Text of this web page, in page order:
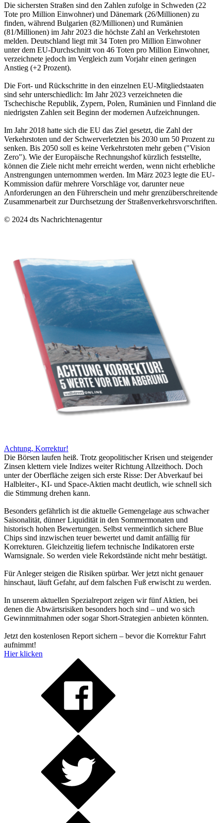
Die sichersten Straßen sind den Zahlen zufolge in Schweden (22
Tote pro Million Einwohner) und Dänemark (26/Millionen) zu
finden, während Bulgarien (82/Millionen) und Rumänien
(81/Millionen) im Jahr 2023 die höchste Zahl an Verkehrstoten
melden. Deutschland liegt mit 34 Toten pro Million Einwohner
unter dem EU-Durchschnitt von 46 Toten pro Million Einwohner,
verzeichnete jedoch im Vergleich zum Vorjahr einen geringen
Anstieg (+2 Prozent).
Die Fort- und Rückschritte in den einzelnen EU-Mitgliedstaaten
sind sehr unterschiedlich: Im Jahr 2023 verzeichneten die
Tschechische Republik, Zypern, Polen, Rumänien und Finnland die
niedrigsten Zahlen seit Beginn der modernen Aufzeichnungen.
Im Jahr 2018 hatte sich die EU das Ziel gesetzt, die Zahl der
Verkehrstoten und der Schwerverletzten bis 2030 um 50 Prozent zu
senken. Bis 2050 soll es keine Verkehrstoten mehr geben ("Vision
Zero"). Wie der Europäische Rechnungshof kürzlich feststellte,
können die Ziele nicht mehr erreicht werden, wenn nicht erhebliche
Anstrengungen unternommen werden. Im März 2023 legte die EU-
Kommission dafür mehrere Vorschläge vor, darunter neue
Anforderungen an den Führerschein und mehr grenzüberschreitende
Zusammenarbeit zur Durchsetzung der Straßenverkehrsvorschriften.
© 2024 dts Nachrichtenagentur
Achtung, Korrektur!
Die Börsen laufen heiß. Trotz geopolitischer Krisen und steigender
Zinsen klettern viele Indizes weiter Richtung Allzeithoch. Doch
unter der Oberfläche zeigen sich erste Risse: Der Abverkauf bei
Halbleiter-, KI- und Space-Aktien macht deutlich, wie schnell sich
die Stimmung drehen kann.
Besonders gefährlich ist die aktuelle Gemengelage aus schwacher
Saisonalität, dünner Liquidität in den Sommermonaten und
historisch hohen Bewertungen. Selbst vermeintlich sichere Blue
Chips sind inzwischen teuer bewertet und damit anfällig für
Korrekturen. Gleichzeitig liefern technische Indikatoren erste
Warnsignale. So werden viele Rekordstände nicht mehr bestätigt.
Für Anleger steigen die Risiken spürbar. Wer jetzt nicht genauer
hinschaut, läuft Gefahr, auf dem falschen Fuß erwischt zu werden.
In unserem aktuellen Spezialreport zeigen wir fünf Aktien, bei
denen die Abwärtsrisiken besonders hoch sind – und wo sich
Gewinnmitnahmen oder sogar Short-Strategien anbieten könnten.
Jetzt den kostenlosen Report sichern – bevor die Korrektur Fahrt
aufnimmt!
Hier klicken